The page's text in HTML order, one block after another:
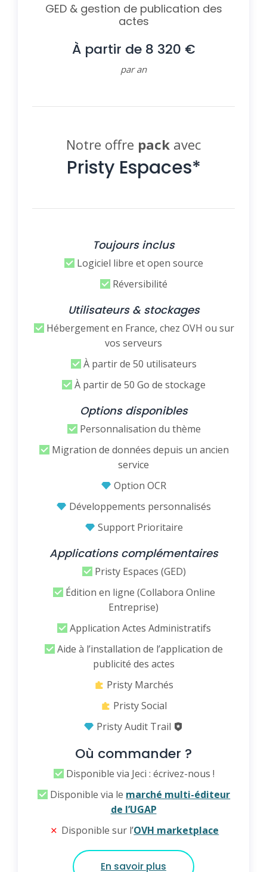
GED & gestion de publication des
actes
À partir de 8 320 €
par an
Notre offre pack avec
Pristy Espaces*
Toujours inclus
Logiciel libre et open source
Réversibilité
Utilisateurs & stockages
Hébergement en France, chez OVH ou sur
vos serveurs
À partir de 50 utilisateurs
À partir de 50 Go de stockage
Options disponibles
Personnalisation du thème
Migration de données depuis un ancien
service
Option OCR
Développements personnalisés
Support Prioritaire
Applications complémentaires
Pristy Espaces (GED)
Édition en ligne (Collabora Online
Entreprise)
Application Actes Administratifs
Aide à l’installation de l’application de
publicité des actes
Pristy Marchés
Pristy Social
Pristy Audit Trail
Où commander ?
Disponible via Jeci : écrivez-nous !
Disponible via le marché multi-éditeur
de l’UGAP
Disponible sur l’OVH marketplace
En savoir plus